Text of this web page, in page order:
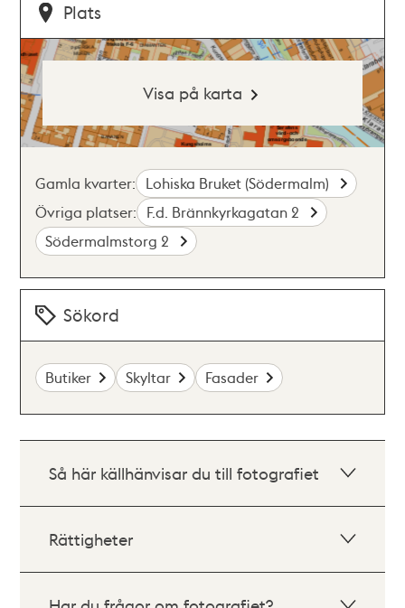
Plats
Visa på karta
Gamla kvarter: Lohiska Bruket (Södermalm)
Övriga platser: F.d. Brännkyrkagatan 2
Södermalmstorg 2
Sökord
Butiker Skyltar Fasader
Så här källhänvisar du till fotografiet
Rättigheter